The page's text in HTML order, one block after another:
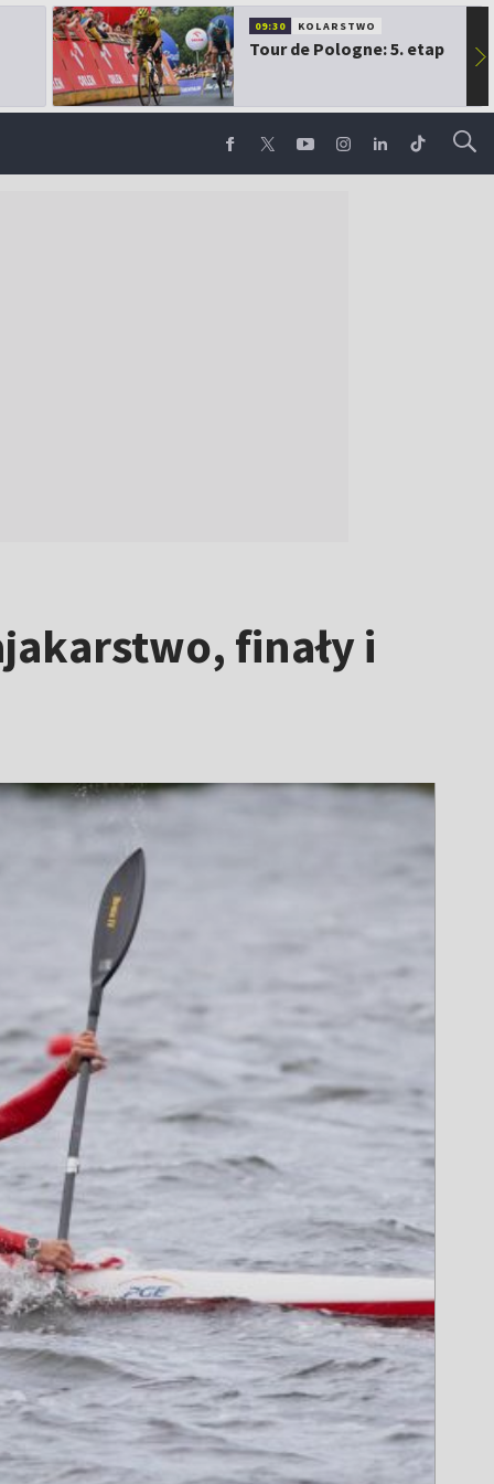
09:30 KOLARSTWO
Tour de Pologne: 5. etap ▶
finały i